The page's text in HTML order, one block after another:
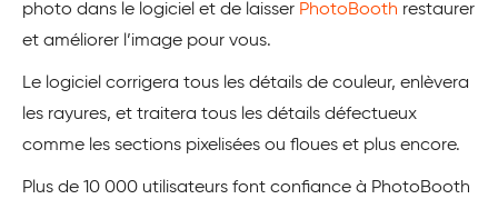
photo dans le logiciel et de laisser PhotoBooth restaurer
et améliorer l’image pour vous.
Le logiciel corrigera tous les détails de couleur, enlèvera
les rayures, et traitera tous les détails défectueux
comme les sections pixelisées ou floues et plus encore.
Plus de 10 000 utilisateurs font confiance à PhotoBooth